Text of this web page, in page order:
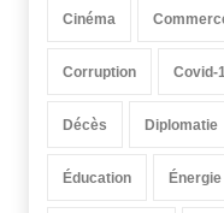
Cinéma
Corruption Covid-
Décès Diplomatie
Éducation Énergie